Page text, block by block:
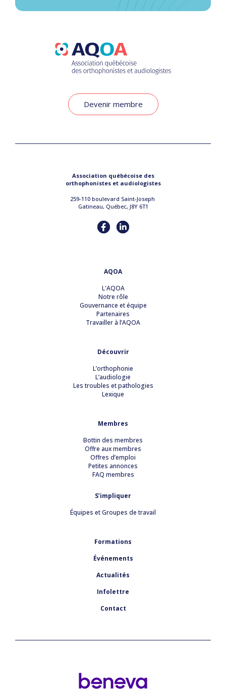
Devenir membre
Association québécoise des
orthophonistes et audiologistes
259-110 boulevard Saint-Joseph
Gatineau, Québec, J8Y 6T1
AQOA
L'AQOA
Notre rôle
Gouvernance et équipe
Partenaires
Travailler à l’AQOA
Découvrir
L’orthophonie
L’audiologie
Les troubles et pathologies
Lexique
Membres
Bottin des membres
Offre aux membres
Offres d’emploi
Petites annonces
FAQ membres
S’impliquer
Équipes et Groupes de travail
Formations
Événements
Actualités
Infolettre
Contact